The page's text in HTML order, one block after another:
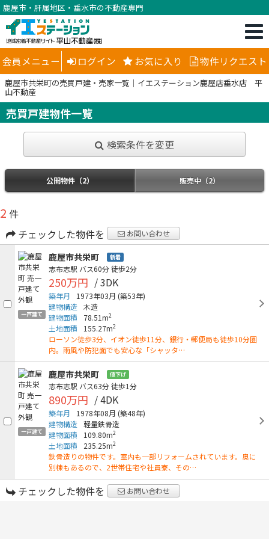
鹿屋市・肝属地区・垂水市の不動産専門
会員メニュー ログイン お気に入り 物件リクエスト
鹿屋市共栄町の売買戸建・売家一覧｜イエステーション鹿屋店垂水店 平
山不動産
売買戸建物件一覧
検索条件を変更
公開物件（2） 販売中（2）
2 件
チェックした物件を
お問い合わせ
一戸建て
鹿屋市共栄町 新着
志布志駅 バス60分徒歩2分
250万円 / 3DK
築年月 1973年03月 (築53年)
建物構造 木造
建物面積
78.51m2
土地面積 155.27m2
ローソン徒歩3分、イオン徒歩11分、銀行・郵便局も徒歩10分圏
内。雨風や防犯面でも安心な「シャッタ…
一戸建て
鹿屋市共栄町 値下げ
志布志駅 バス63分徒歩1分
890万円 / 4DK
築年月 1978年08月 (築48年)
建物構造 軽量鉄骨造
建物面積
109.80m2
土地面積 235.25m2
鉄骨造りの物件です。室内も一部リフォームされています。奥に
別棟もあるので、2世帯住宅や社員寮、その…
チェックした物件を お問い合わせ